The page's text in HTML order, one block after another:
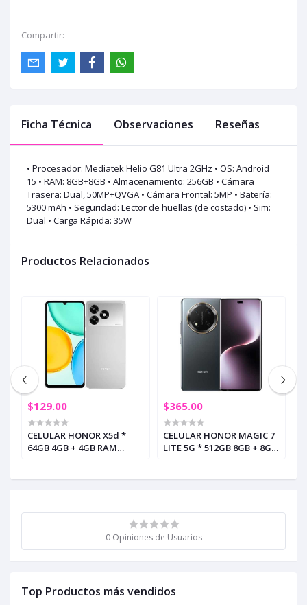
Compartir:
0 Opiniones de Usuarios
Top Productos más vendidos
Ficha Técnica Observaciones Reseñas
• Procesador: Mediatek Helio G81 Ultra 2GHz • OS: Android
15 • RAM: 8GB+8GB • Almacenamiento: 256GB • Cámara
Trasera: Dual, 50MP+QVGA • Cámara Frontal: 5MP • Batería:
5300 mAh • Seguridad: Lector de huellas (de costado) • Sim:
Dual • Carga Rápida: 35W
Productos Relacionados
$129.00
CELULAR HONOR X5d *
64GB 4GB + 4GB RAM
$365.00
CELULAR HONOR MAGIC 7
LITE 5G * 512GB 8GB + 8GB